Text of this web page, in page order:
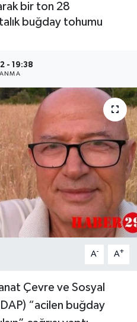
bir ton 28
buğday tohumu
- 19:38
A- A+
Çevre ve Sosyal
“acilen buğday